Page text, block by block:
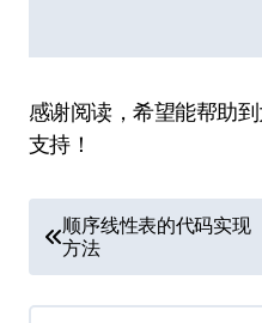
感谢阅读，希望能帮助
支持！
章
导
顺序线性表的代码实现
方法